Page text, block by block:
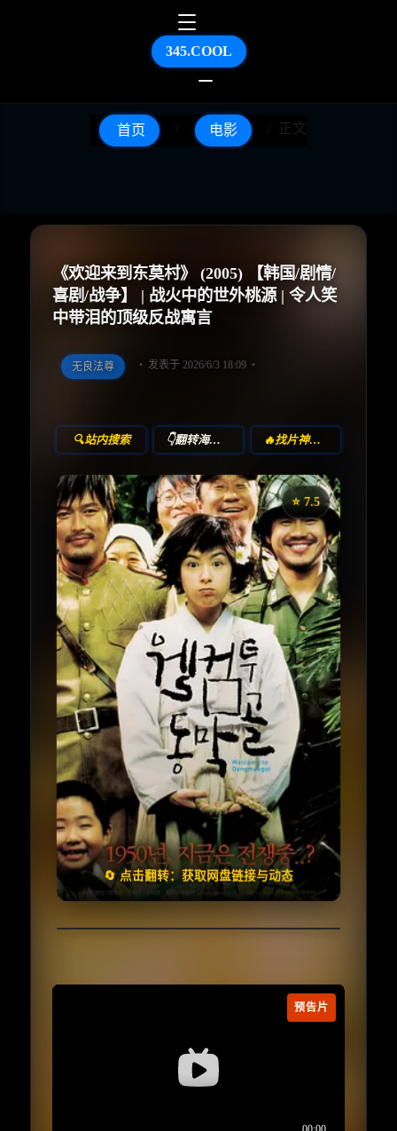
345.COOL
首页 电影 正文
《欢迎来到东莫村》 (2005) 【韩国/剧情/
喜剧/战争】 | 战火中的世外桃源 | 令人笑
中带泪的顶级反战寓言
无良法尊 发表于 2026/6/3 18:09
🔍站内搜索 👇翻转海报！ 🔥找片神器🔥
⭐️ 7.5
🔄 点击翻转：获取网盘链接与动态
《欢迎来到东莫村》
⭐
收藏
⭐️ 评分：7.5 | 🎬 2005年
夸克网盘
百度网盘
失效请反馈
🧧️
天天领红包
预告片